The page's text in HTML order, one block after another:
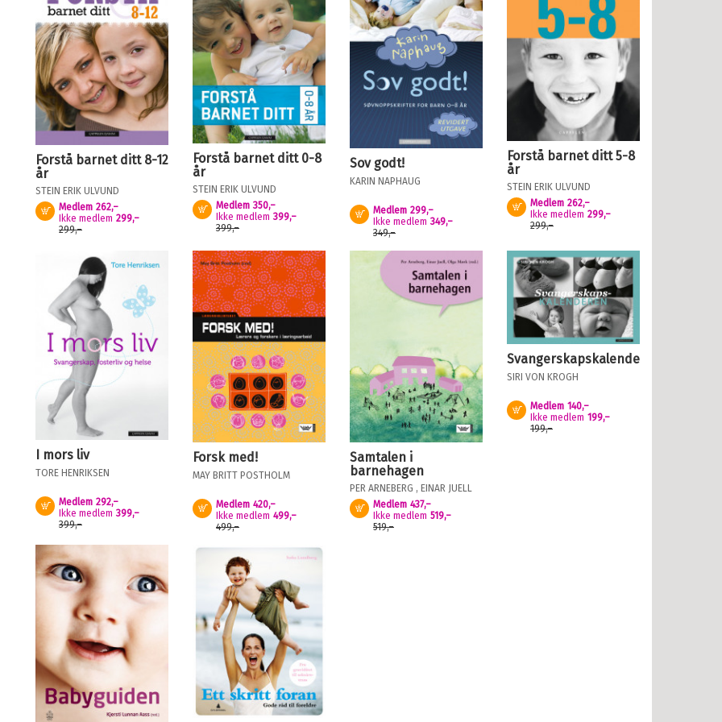
Forstå barnet ditt 8-12
år
STEIN ERIK ULVUND
Medlem 262,–
Ikke medlem 299,–
299,–
Kjøp
Forstå barnet ditt 0-8
år
STEIN ERIK ULVUND
Medlem 350,–
Ikke medlem 399,–
399,–
Kjøp
Sov godt!
KARIN NAPHAUG
Medlem 299,–
Ikke medlem 349,–
349,–
Kjøp
Forstå barnet ditt 5-8
år
STEIN ERIK ULVUND
Medlem 262,–
Ikke medlem 299,–
299,–
Kjøp
I mors liv
TORE HENRIKSEN
Medlem 292,–
Ikke medlem 399,–
399,–
Kjøp
Forsk med!
MAY BRITT POSTHOLM
Medlem 420,–
Ikke medlem 499,–
499,–
Kjøp
Samtalen i
barnehagen
PER ARNEBERG , EINAR JUELL
OGOLGA MØRK
Medlem 437,–
Ikke medlem 519,–
519,–
Kjøp
Svangerskapskalenderen
SIRI VON KROGH
Medlem 140,–
Ikke medlem 199,–
199,–
Kjøp